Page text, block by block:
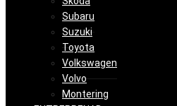
Subaru
Suzuki
Toyota
Volkswagen
Volvo
Montering